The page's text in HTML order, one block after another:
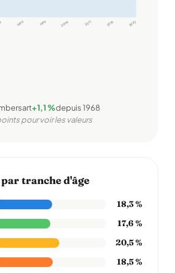
1990 1999 2006 2011 2016 2022
+1,1 %depuis 1968
pour voir les valeurs
tranche d'âge
18,3 %
17,6 %
20,5 %
18,5 %